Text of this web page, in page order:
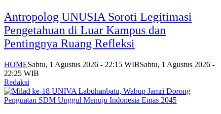
Antropolog UNUSIA Soroti Legitimasi
Pengetahuan di Luar Kampus dan
Pentingnya Ruang Refleksi
HOMESabtu, 1 Agustus 2026 - 22:15 WIBSabtu, 1 Agustus 2026 -
22:25 WIB
Redaksi